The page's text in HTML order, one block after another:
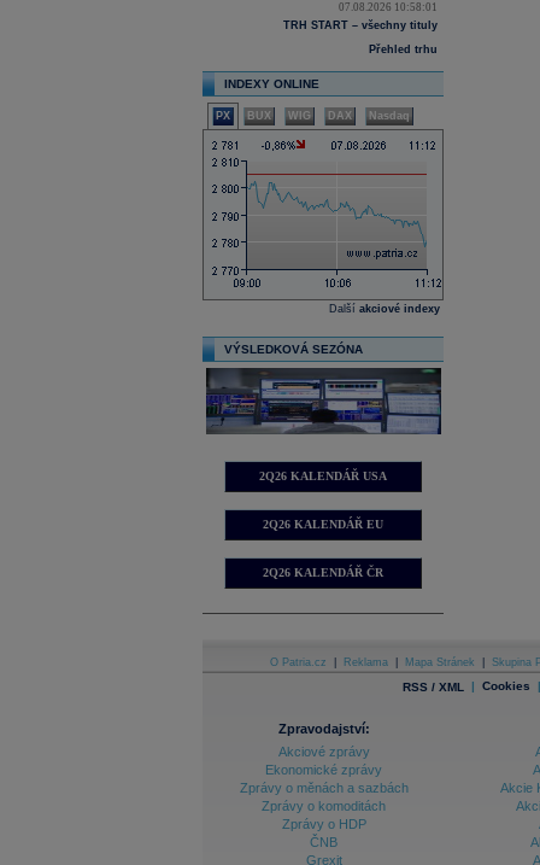
07.08.2026 10:58:01
TRH START – všechny tituly
Přehled trhu
INDEXY ONLINE
PX BUX WIG DAX Nasdaq
Další akciové indexy
VÝSLEDKOVÁ SEZÓNA
2Q26 KALENDÁŘ USA
2Q26 KALENDÁŘ EU
2Q26 KALENDÁŘ ČR
O Patria.cz Reklama Mapa Stránek Skupina
RSS / XML | Cookies |
Zpravodajství:
Akciové zprávy
Ekonomické zprávy
Zprávy o měnách a sazbách
Zprávy o komoditách
Zprávy o HDP
ČNB
Grexit
Akcie